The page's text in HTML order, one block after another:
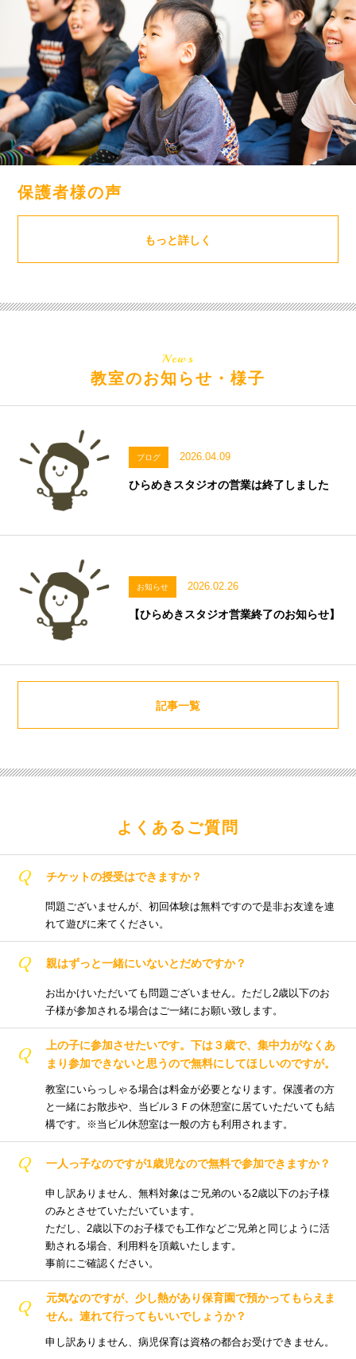
保護者様の声
もっと詳しく
News
教室のお知らせ・様子
ブログ 2026.04.09
ひらめきスタジオの営業は終了しました
お知らせ 2026.02.26
【ひらめきスタジオ営業終了のお知らせ】
記事一覧
よくあるご質問
Q チケットの授受はできますか？
問題ございませんが、初回体験は無料ですので是非お友達を連
れて遊びに来てください。
Q 親はずっと一緒にいないとだめですか？
お出かけいただいても問題ございません。ただし2歳以下のお
子様が参加される場合はご一緒にお願い致します。
Q
上の子に参加させたいです。下は３歳で、集中力がなくあ
まり参加できないと思うので無料にしてほしいのですが。
教室にいらっしゃる場合は料金が必要となります。保護者の方
と一緒にお散歩や、当ビル３Ｆの休憩室に居ていただいても結
構です。※当ビル休憩室は一般の方も利用されます。
Q 一人っ子なのですが1歳児なので無料で参加できますか？
申し訳ありません、無料対象はご兄弟のいる2歳以下のお子様
のみとさせていただいています。
ただし、2歳以下のお子様でも工作などご兄弟と同じように活
動される場合、利用料を頂戴いたします。
事前にご確認ください。
Q
元気なのですが、少し熱があり保育園で預かってもらえま
せん。連れて行ってもいいでしょうか？
申し訳ありません、病児保育は資格の都合お受けできません。